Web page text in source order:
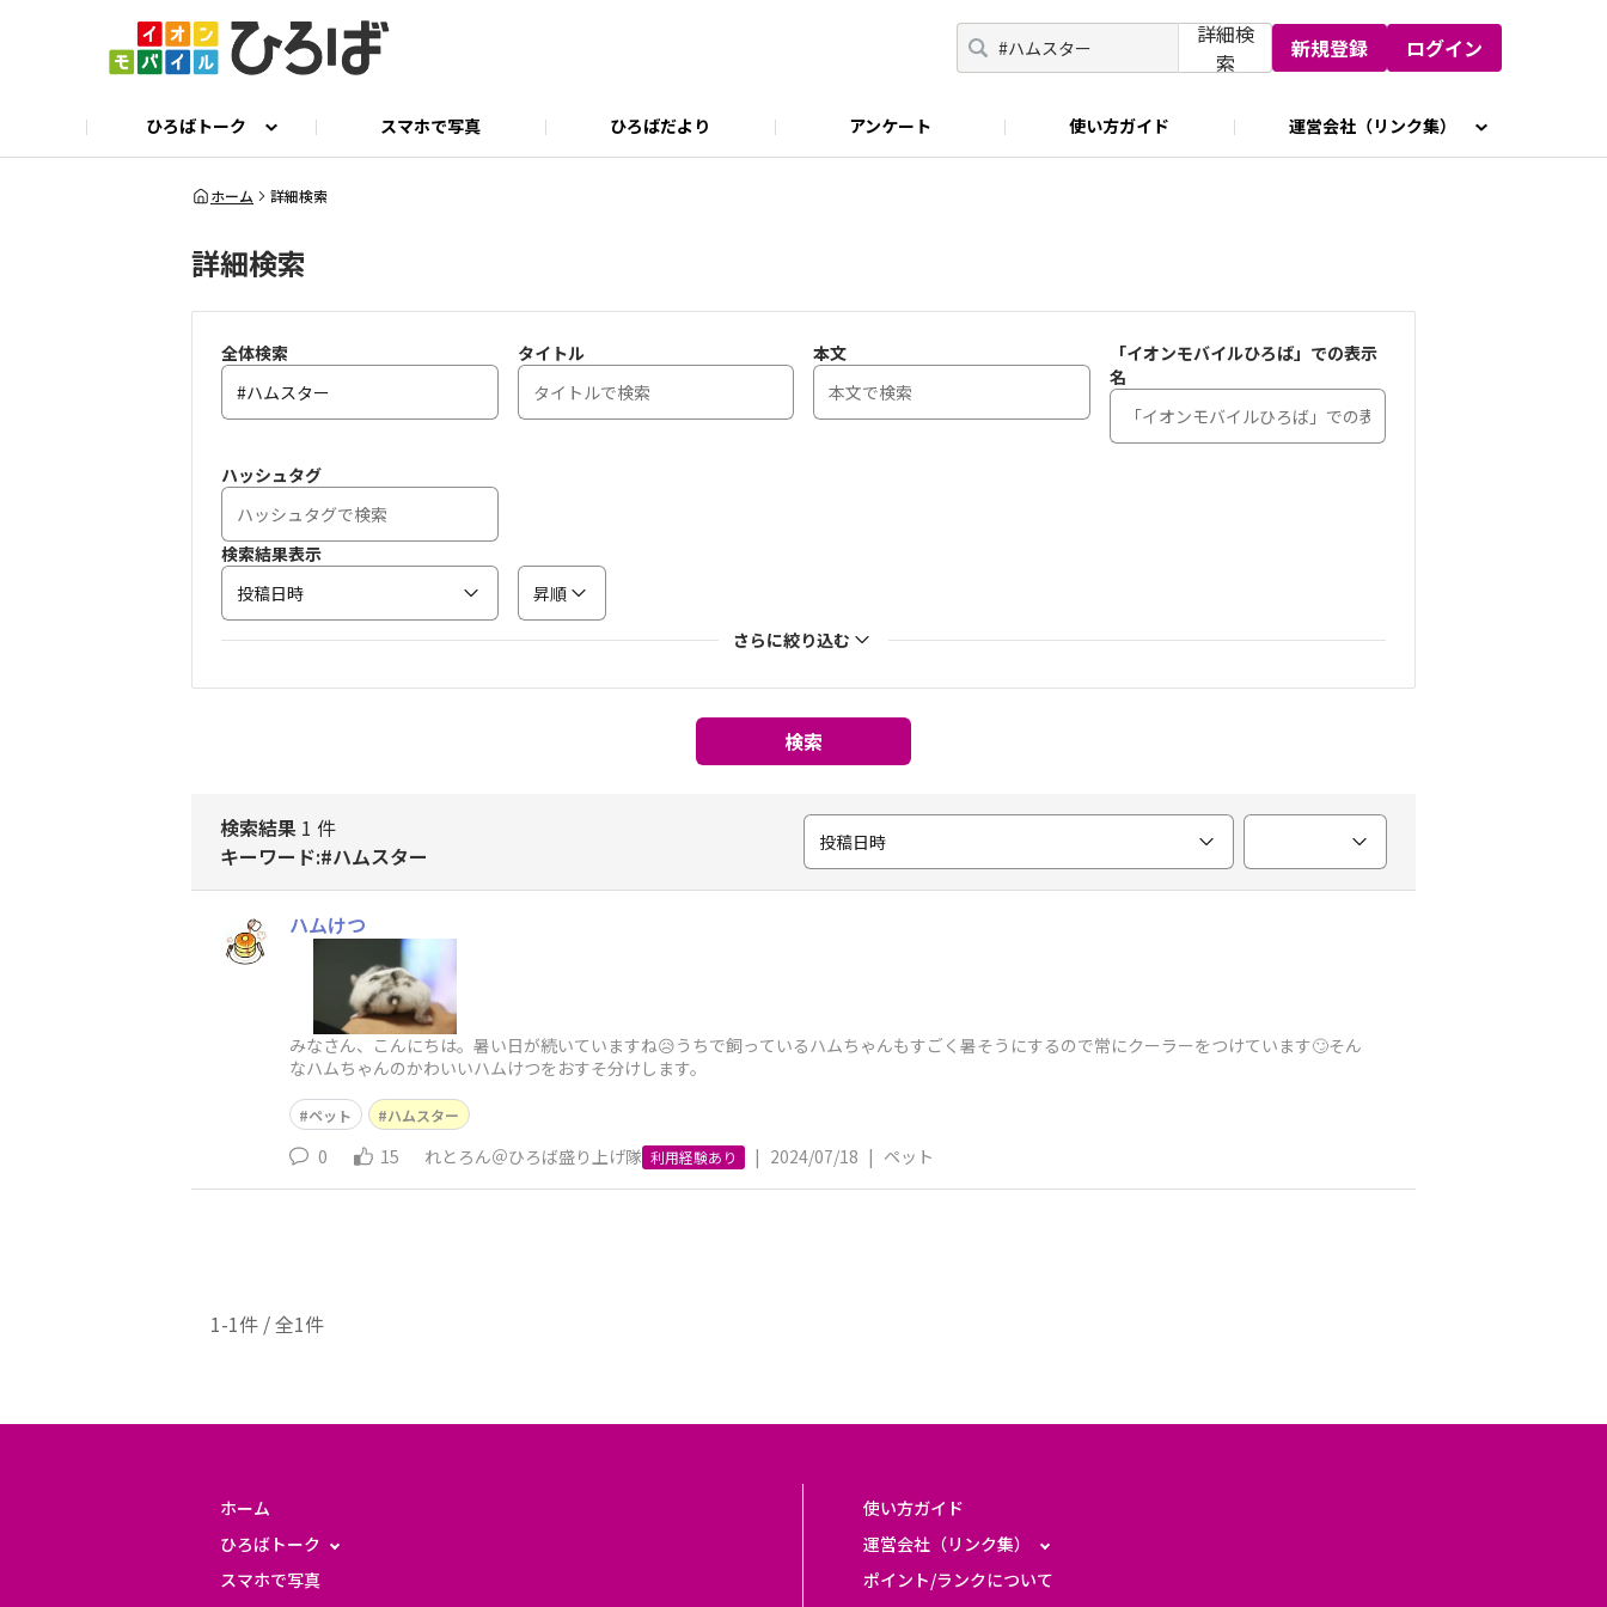
詳細検
索
新規登録 ログイン
ひろばトーク
ひろばトーク
スマホで写真 ひろばだより アンケート 使い方ガイド 運営会社（リンク集）
公式 X イオンモバイル公式サイト
ホーム 詳細検索
詳細検索
全体検索 タイトル 本文
「イオンモバイルひろば」での表示
名
ハッシュタグ
検索結果表示
投稿日時
昇順
さらに絞り込む
検索
検索結果 1 件
キーワード:#ハムスター
投稿日時
ハムけつ
みなさん、こんにちは。暑い日が続いていますね😥うちで飼っているハムちゃんもすごく暑そうにするので常にクーラーをつけています🙄そん
なハムちゃんのかわいいハムけつをおすそ分けします。
ペット ハムスター
0 15 れとろん＠ひろば盛り上げ隊 利用経験あり | 2024/07/18 | ペット
1-1件 / 全1件
ホーム
ひろばトーク
スマホで写真
使い方ガイド
運営会社（リンク集）
ポイント/ランクについて